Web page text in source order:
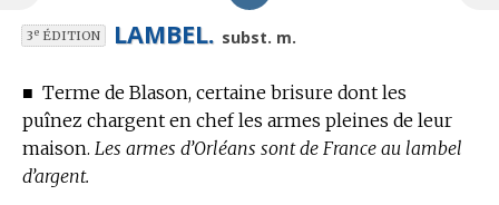
3eÉDITION LAMBEL. subst. m.
■ Terme de Blason, certaine brisure dont les
puînez chargent en chef les armes pleines de leur
maison. Les armes d’Orléans sont de France au lambel
d’argent.